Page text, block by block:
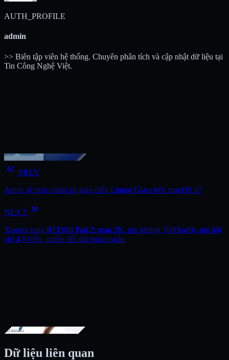
AUTH_PROFILE
admin
>> Biên tập viên hệ thống. Chuyên phân tích và cập nhật dữ liệu tại
Tin Công Nghệ Việt.
keyboard_double_arrow_left PREV
Apple sẽ tinh chỉnh lại giao diện Liquid Glass trên macOS 27
NEXT keyboard_double_arrow_right
Xiaomi tung REDMI Pad 2: màn 2K, pin khủng 7600mAh, giá hời
chỉ 4,9 triệu, nhiều đối thủ ngao ngán
Dữ liệu liên quan